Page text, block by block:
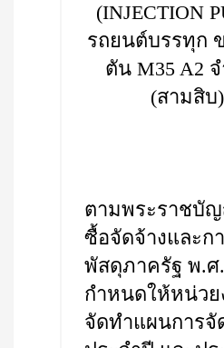
(INJECTION
รถยนต์บรรทุก
ตัน M35 A2
(สามสิบ
ตามพระราชบั
ซื้อจัดจ้างและก
พัสดุภาครัฐ พ.
กำหนดให้หน่วย
จัดทำแผนการจั